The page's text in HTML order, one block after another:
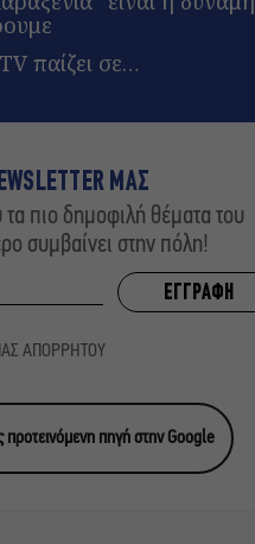
παίζει σε…
ΜΑΣ
πιο δημοφιλή θέματα του
συμβαίνει στην πόλη!
ΑΠΟΡΡΗΤΟΥ
πηγή στην Google